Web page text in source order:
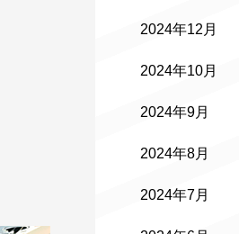
2024年12月
2024年10月
2024年9月
2024年8月
2024年7月